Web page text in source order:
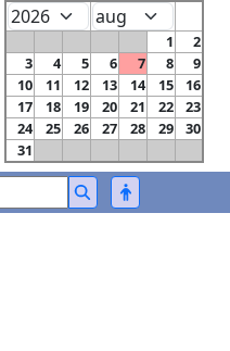
1
2
3
4 5 6 7 8
9
10
11 12 13 14 15
16
17
18 19 20 21 22
23
24
25 26 27 28 29
30
31